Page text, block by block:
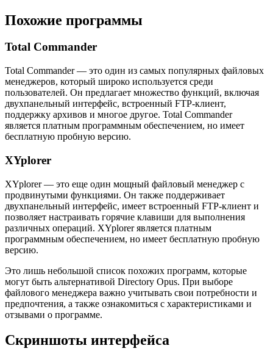
Похожие программы
Total Commander
Total Commander — это один из самых популярных файловых
менеджеров, который широко используется среди
пользователей. Он предлагает множество функций, включая
двухпанельный интерфейс, встроенный FTP-клиент,
поддержку архивов и многое другое. Total Commander
является платным программным обеспечением, но имеет
бесплатную пробную версию.
XYplorer
XYplorer — это еще один мощный файловый менеджер с
продвинутыми функциями. Он также поддерживает
двухпанельный интерфейс, имеет встроенный FTP-клиент и
позволяет настраивать горячие клавиши для выполнения
различных операций. XYplorer является платным
программным обеспечением, но имеет бесплатную пробную
версию.
Это лишь небольшой список похожих программ, которые
могут быть альтернативой Directory Opus. При выборе
файлового менеджера важно учитывать свои потребности и
предпочтения, а также ознакомиться с характеристиками и
отзывами о программе.
Скриншоты интерфейса